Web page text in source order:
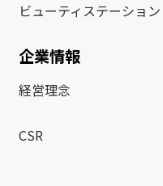
ビューティステーション
企業情報
経営理念
CSR